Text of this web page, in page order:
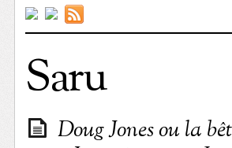
Saru
Doug Jones ou la